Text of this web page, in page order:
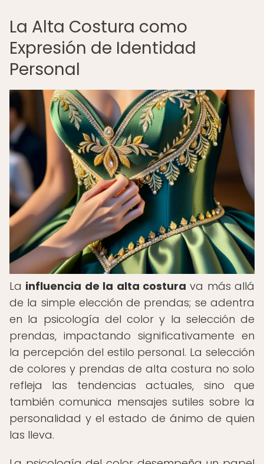
La Alta Costura como
Expresión de Identidad
Personal
La influencia de la alta costura va más allá
de la simple elección de prendas; se adentra
en la psicología del color y la selección de
prendas, impactando significativamente en
la percepción del estilo personal. La selección
de colores y prendas de alta costura no solo
refleja las tendencias actuales, sino que
también comunica mensajes sutiles sobre la
personalidad y el estado de ánimo de quien
las lleva.